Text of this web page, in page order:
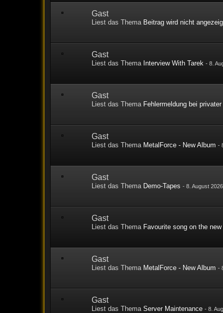
Gast
Liest das Thema Beitrag wird nicht
Gast
Liest das Thema Interview With Tarek -8.
Gast
Liest das Thema Fehlermeldung bei
Gast
Liest das Thema MetalForce - New Album -
Gast
Liest das Thema Demo-Tapes -8. August
Gast
Liest das Thema Favourite song on the new
Gast
Liest das Thema MetalForce - New Album -
Gast
Liest das ThemaServer Maintenance -8.